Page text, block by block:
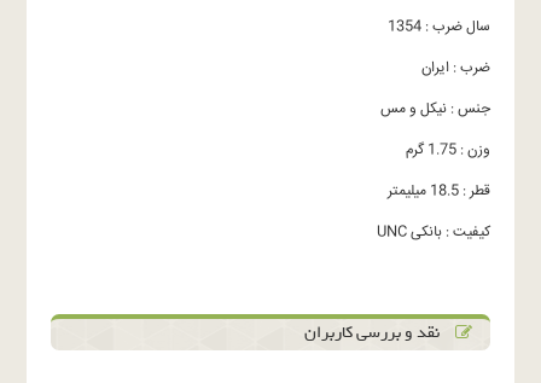
سال ضرب : 1354
ضرب : ایران
جنس : نیکل و مس
وزن : 1.75 گرم
قطر : 18.5 میلیمتر
کیفیت : بانکی UNC
نقد و بررسی کاربران